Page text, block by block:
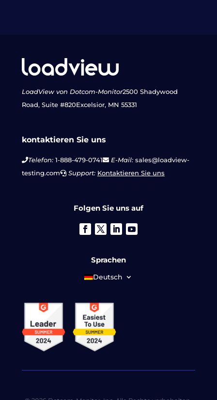
LoadView von Dotcom-Monitor2500 Shadywood
Road, Suite #820Excelsior, MN 55331
kontaktieren Sie uns
Telefon:1-888-479-0741 E-Mail:sales@loadview-
testing.com
Support: Kontaktieren Sie uns
Folgen Sie uns auf
Sprachen
Deutsch